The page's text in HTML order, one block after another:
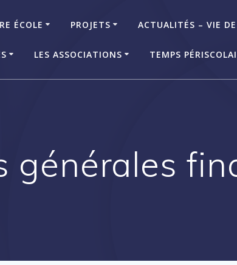
ÉCOLE PROJETS ACTUALITÉS – VIE DE
LES ASSOCIATIONS TEMPS
générales